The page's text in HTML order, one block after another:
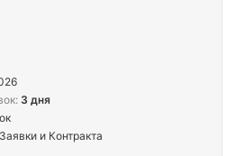
3 дня
Заявки и Контракта